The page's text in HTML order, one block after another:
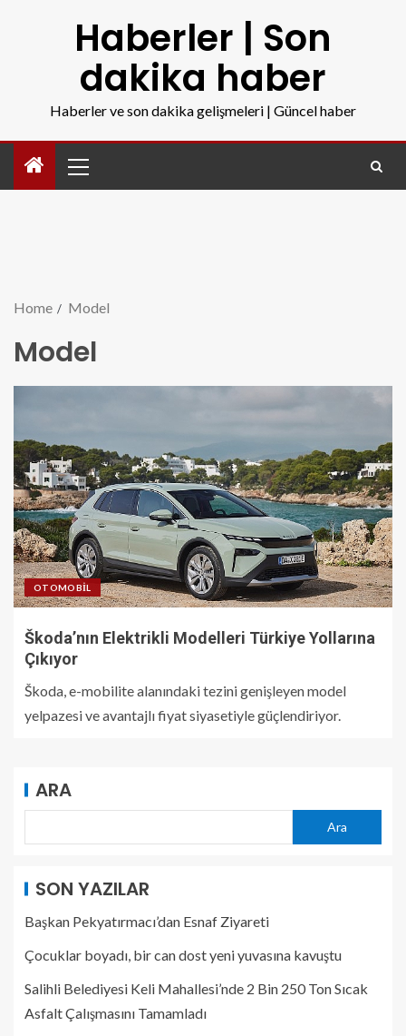
Haberler | Son
dakika haber
Haberler ve son dakika gelişmeleri | Güncel haber
Home Model
Model
OTOMOBIL
Škoda’nın Elektrikli Modelleri Türkiye Yollarına
Çıkıyor
Škoda, e-mobilite alanındaki tezini genişleyen model
yelpazesi ve avantajlı fiyat siyasetiyle güçlendiriyor.
ARA
Ara
SON YAZILAR
Başkan Pekyatırmacı’dan Esnaf Ziyareti
Çocuklar boyadı, bir can dost yeni yuvasına kavuştu
Salihli Belediyesi Keli Mahallesi’nde 2 Bin 250 Ton Sıcak
Asfalt Çalışmasını Tamamladı